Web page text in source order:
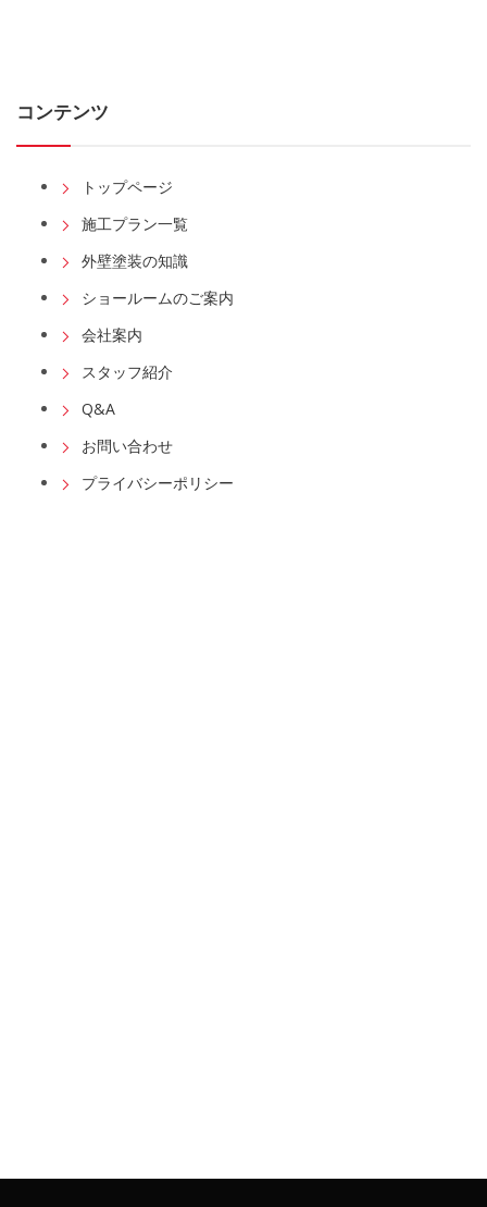
コンテンツ
トップページ
施工プラン一覧
外壁塗装の知識
ショールームのご案内
会社案内
スタッフ紹介
Q&A
お問い合わせ
プライバシーポリシー